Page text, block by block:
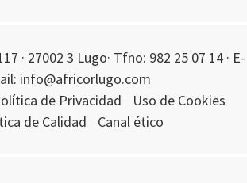
· 27002 3 Lugo· Tfno: 982 25 07 14 · E-
info@africorlugo.com
de Privacidad
Uso de Cookies
de Calidad
Canal ético